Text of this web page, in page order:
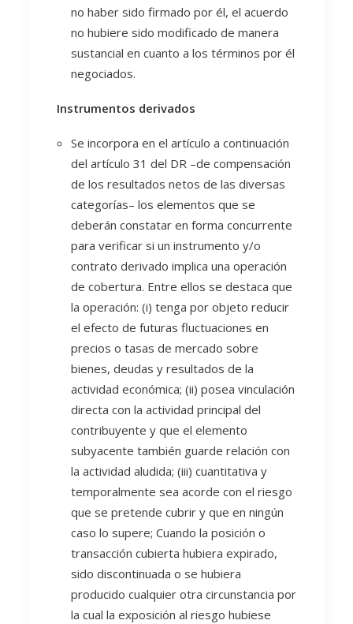
no haber sido firmado por él, el acuerdo
no hubiere sido modificado de manera
sustancial en cuanto a los términos por él
negociados.
Instrumentos derivados
Se incorpora en el artículo a continuación
del artículo 31 del DR –de compensación
de los resultados netos de las diversas
categorías– los elementos que se
deberán constatar en forma concurrente
para verificar si un instrumento y/o
contrato derivado implica una operación
de cobertura. Entre ellos se destaca que
la operación: (i) tenga por objeto reducir
el efecto de futuras fluctuaciones en
precios o tasas de mercado sobre
bienes, deudas y resultados de la
actividad económica; (ii) posea vinculación
directa con la actividad principal del
contribuyente y que el elemento
subyacente también guarde relación con
la actividad aludida; (iii) cuantitativa y
temporalmente sea acorde con el riesgo
que se pretende cubrir y que en ningún
caso lo supere; Cuando la posición o
transacción cubierta hubiera expirado,
sido discontinuada o se hubiera
producido cualquier otra circunstancia por
la cual la exposición al riesgo hubiese